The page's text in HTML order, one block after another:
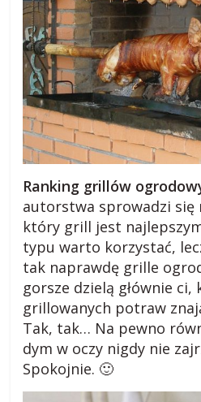
z
a
r
o
d
z
e
Ranking grillów
autorstwa sprowadzi się
który grill jest
typu warto korzystać,
tak naprawdę grille
gorsze dzielą głównie
grillowanych potraw
Tak, tak… Na pewno
dym w oczy nigdy nie
Spokojnie. 🙂